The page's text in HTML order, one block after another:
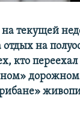
текущей
на
кто
дорожном